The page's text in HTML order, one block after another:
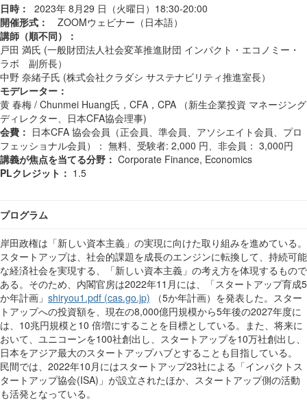
日時：
2023年 8月29 日（火曜日）18:30-20:00
開催形式： ZOOMウェビナー（日本語）
講師（順不同）：
戸田 満氏 (一般財団法人社会変革推進財団 インパクト・エコノミー・
ラボ 副所長）
中野 奈緒子氏 (株式会社クラダシ サステナビリティ推進室長）
モデレーター：
黄 春梅 / Chunmei Huang氏，CFA，CPA （新生企業投資 マネージング
ディレクター、日本CFA協会理事)
会費： 日本CFA 協会会員（正会員、準会員、アソシエイト会員、プロ
フェッショナル会員）
： 無料、受験者: 2,000 円、非会員 ： 3,000円
講義が焦点を当てる分野： Corporate Finance, Economics
PLクレジット： 1.5
プログラム
岸田政権は「新しい資本主義」の実現に向けた取り組みを進めている。
スタートアップは、社会的課題を成長のエンジンに転換して、持続可能
な経済社会を実現する、「新しい資本主義」の考え方を体現するもので
ある。そのため、内閣官房は2022年11月には、「スタートアップ育成5
か年計画」 shiryou1.pdf (cas.go.jp) （5か年計画）を発表した。スター
トアップへの投資額を、現在の8,000億円規模から5年後の2027年度に
は、10兆円規模と10 倍増にすることを目標としている。また、将来に
おいて、ユニコーンを100社創出し、スタートアップを10万社創出し、
日本をアジア最大のスタートアップハブとすることも目指している。
民間では、2022年10月にはスタートアップ23社による「インパクトス
タートアップ協会(ISA)」が設立されたほか、スタートアップ側の活動
も活発となっている。